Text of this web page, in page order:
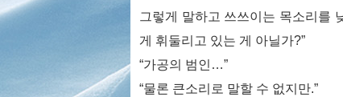
그렇게 말하고 쓰쓰이는 목소리를
게 휘둘리고 있는 게 아닐가?”
“가공의 범인…”
“물론 큰소리로 말할 수 없지만.”